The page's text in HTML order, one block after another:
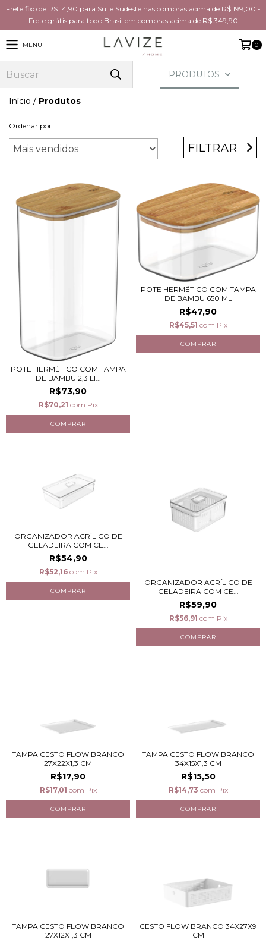
Frete fixo de R$ 14,90 para Sul e Sudeste nas compras acima de R$ 199,00 -
Frete grátis para todo Brasil em compras acima de R$ 349,90
MENU 0
PRODUTOS
Início / Produtos
Ordenar por
FILTRAR
POTE HERMÉTICO COM TAMPA
DE BAMBU 2,3 LI...
R$73,90
R$70,21 com Pix
POTE HERMÉTICO COM TAMPA
DE BAMBU 650 ML
R$47,90
R$45,51 com Pix
ORGANIZADOR ACRÍLICO DE
GELADEIRA COM CE...
R$54,90
R$52,16 com Pix
ORGANIZADOR ACRÍLICO DE
GELADEIRA COM CE...
R$59,90
R$56,91 com Pix
TAMPA CESTO FLOW BRANCO
27X22X1,3 CM
R$17,90
R$17,01 com Pix
TAMPA CESTO FLOW BRANCO
34X15X1,3 CM
R$15,50
R$14,73 com Pix
TAMPA CESTO FLOW BRANCO
27X12X1,3 CM
CESTO FLOW BRANCO 34X27X9
CM